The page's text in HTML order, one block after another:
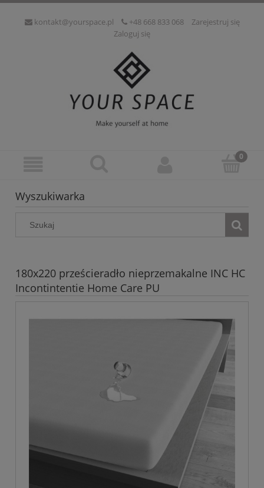
kontakt@yourspace.pl +48 668 833 068
Zarejestruj się
Zaloguj się
Wyszukiwarka
180x220 prześcieradło nieprzemakalne INC HC
Incontintentie Home Care PU